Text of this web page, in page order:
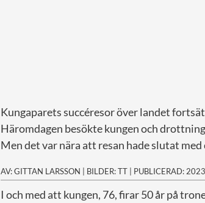
Kungaparets succéresor över landet
Häromdagen besökte kungen och
Men det var nära att resan hade slutat
AV: GITTAN LARSSON | BILDER: TT | PUBLICERAD:
I och med att kungen, 76, firar 50 år på